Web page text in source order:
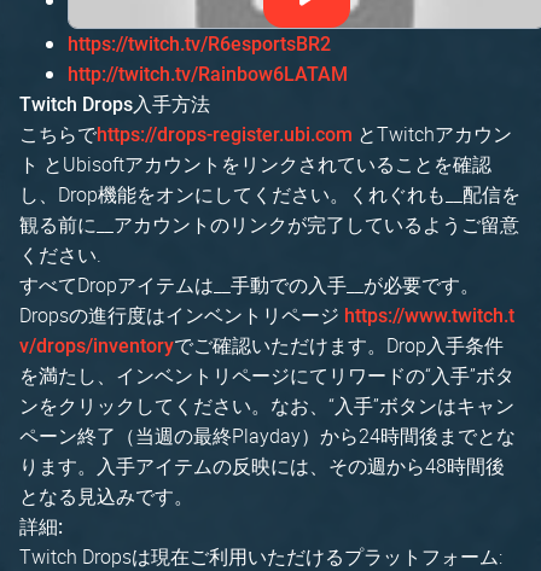
https://twitch.tv/R6esportsBR2
http://twitch.tv/Rainbow6LATAM
Twitch Drops入手方法
こちらでhttps://drops-register.ubi.com とTwitchアカウン
ト とUbisoftアカウントをリンクされていることを確認
し、Drop機能をオンにしてください。くれぐれも__配信を
観る前に__アカウントのリンクが完了しているようご留意
ください.
すべてDropアイテムは__手動での入手__が必要です。
Dropsの進行度はインベントリページ https://www.twitch.t
v/drops/inventoryでご確認いただけます。Drop入手条件
を満たし、インベントリページにてリワードの“入手”ボタ
ンをクリックしてください。なお、“入手”ボタンはキャン
ペーン終了（当週の最終Playday）から24時間後までとな
ります。入手アイテムの反映には、その週から48時間後
となる見込みです。
詳細:
Twitch Dropsは現在ご利用いただけるプラットフォーム: